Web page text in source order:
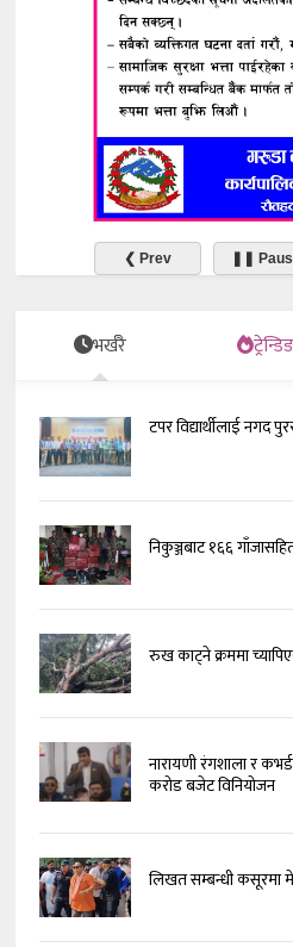
❮ Prev ❚❚
भर्खरै
टपर विद्यार्थीलाई नगद
निकुञ्जबाट १६६
रुख काट्ने क्रममा
नारायणी रंगशाला र
करोड बजेट विनियोजन
लिखत सम्बन्धी कसूरमा